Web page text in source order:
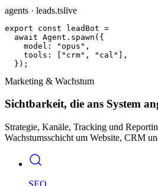
agents · leads.tslive
export const leadBot =
await Agent .spawn( {
model:
"opus" ,
tools: [ "crm" , "cal" ],
} );
Marketing & Wachstum
Sichtbarkeit, die ans System
Strategie, Kanäle, Tracking und
Wachstumsschicht um Website, CRM
SEO